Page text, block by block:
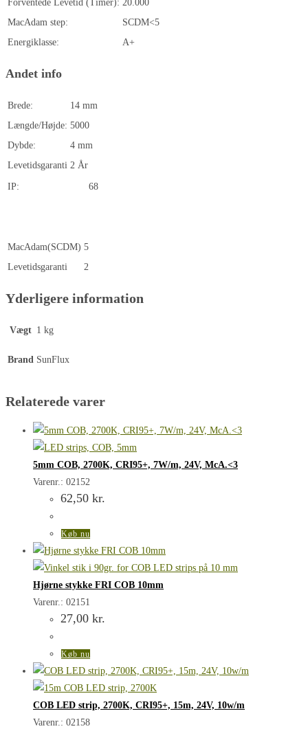
Forventede Levetid (Timer): 20.000
MacAdam step:
SCDM<5
Energiklasse:
A+
Andet info
Brede:
14 mm
Længde/Højde: 5000
Dybde:
4 mm
Levetidsgaranti 2 År
IP: 68
MacAdam(SCDM) 5
Levetidsgaranti
2
Yderligere information
Vægt 1 kg
Brand SunFlux
Relaterede varer
5mm COB, 2700K, CRI95+, 7W/m, 24V, McA.<3
Varenr.: 02152
62,50 kr.
Køb nu
Hjørne stykke FRI COB 10mm
Varenr.: 02151
27,00 kr.
Køb nu
COB LED strip, 2700K, CRI95+, 15m, 24V, 10w/m
Varenr.: 02158